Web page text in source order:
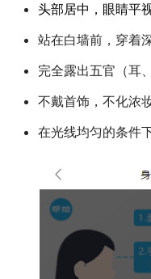
头部居中，眼睛平
站在白墙前，穿着
完全露出五官（耳
不戴首饰，不化浓
在光线均匀的条件